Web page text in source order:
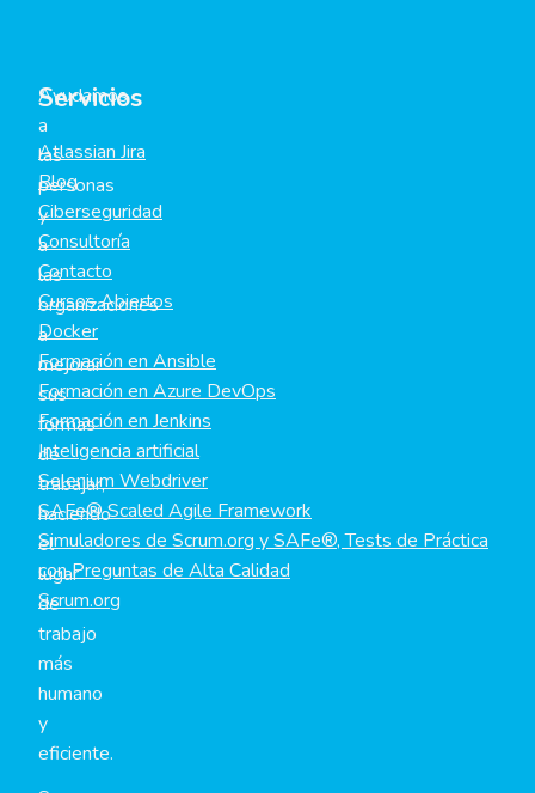
Ayudamos
a
las
personas
y
a
las
organizaciones
a
mejorar
sus
formas
de
trabajar,
haciendo
el
lugar
de
trabajo
más
humano
y
eficiente.
Servicios
Atlassian Jira
Blog
Ciberseguridad
Consultoría
Contacto
Cursos Abiertos
Docker
Formación en Ansible
Formación en Azure DevOps
Formación en Jenkins
Inteligencia artificial
Selenium Webdriver
SAFe® Scaled Agile Framework
Simuladores de Scrum.org y SAFe®, Tests de Práctica
con Preguntas de Alta Calidad
Scrum.org